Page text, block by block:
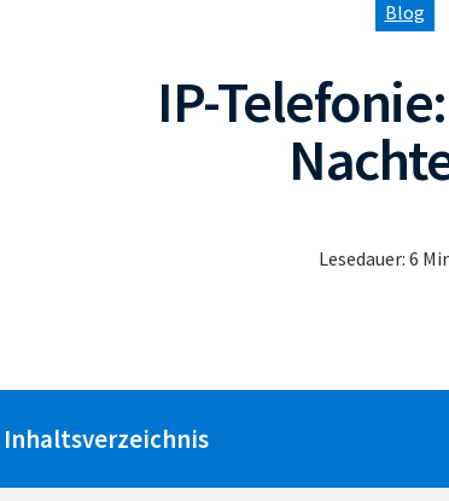
Blog
IP-
Lesedauer: 6
Inhaltsverzeichnis